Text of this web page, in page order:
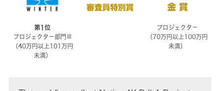
第1位
プロジェクタ－部門Ⅲ
（40万円以上101万円
未満）
プロジェクタ－
（70万円以上100万円
未満）